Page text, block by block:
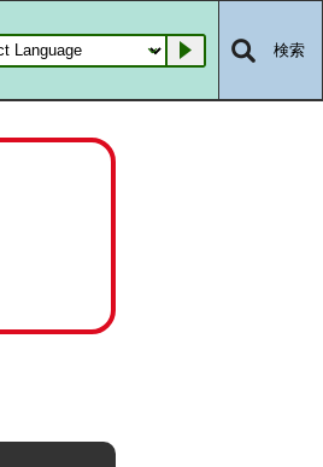
Go 検索